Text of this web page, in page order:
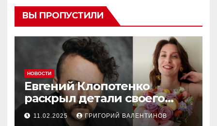
ВЫ ПРОПУСТИЛИ
НОВОСТИ
Евгений Клопотенко
раскрыл детали своего
романа с Екатериной
Песковой
11.02.2025 ГРИГОРИЙ ВАЛЕНТИНОВ